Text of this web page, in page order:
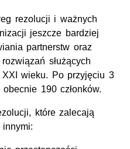
rezolucji i ważnych
jeszcze bardziej
partnerstw oraz
służących
wieku. Po przyjęciu 3
190 członków.
które zalecają
innymi: